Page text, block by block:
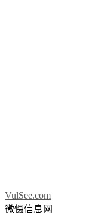
VulSee.com
微慑信息网